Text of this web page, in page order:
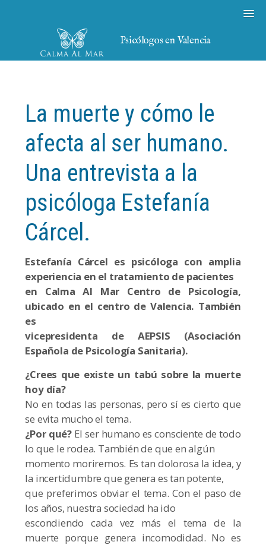
Psicólogos en Valencia
La muerte y cómo le
afecta al ser humano.
Una entrevista a la
psicóloga Estefanía
Cárcel.
Estefanía Cárcel es psicóloga con amplia
experiencia en el tratamiento de pacientes
en Calma Al Mar Centro de Psicología,
ubicado en el centro de Valencia. También
es
vicepresidenta de AEPSIS (Asociación
Española de Psicología Sanitaria).
¿Crees que existe un tabú sobre la muerte
hoy día?
No en todas las personas, pero sí es cierto que
se evita mucho el tema.
¿Por qué? El ser humano es consciente de todo
lo que le rodea. También de que en algún
momento moriremos. Es tan dolorosa la idea, y
la incertidumbre que genera es tan potente,
que preferimos obviar el tema. Con el paso de
los años, nuestra sociedad ha ido
escondiendo cada vez más el tema de la
muerte porque genera incomodidad. No es